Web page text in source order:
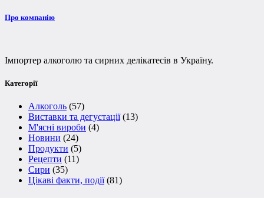
Про компанію
Імпортер алкоголю та сирних делікатесів в Україну.
Категорії
Алкоголь (57)
Виставки та дегустації(13)
М'ясні вироби (4)
Новини (24)
Продукти (5)
Рецепти (11)
Сири (35)
Цікаві факти, події(81)